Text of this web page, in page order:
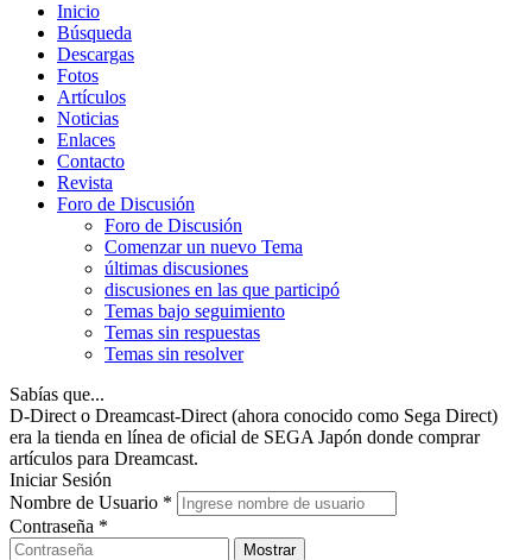
Inicio
Búsqueda
Descargas
Fotos
Artículos
Noticias
Enlaces
Contacto
Revista
Foro de Discusión
Foro de Discusión
Comenzar un nuevo Tema
últimas discusiones
discusiones en las que participó
Temas bajo seguimiento
Temas sin respuestas
Temas sin resolver
Sabías que...
D-Direct o Dreamcast-Direct (ahora conocido como Sega Direct)
era la tienda en línea de oficial de SEGA Japón donde comprar
artículos para Dreamcast.
Iniciar Sesión
Nombre de Usuario *
Contraseña *
Mostrar